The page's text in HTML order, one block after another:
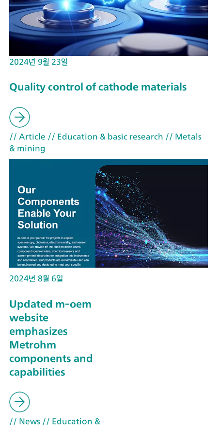
2024년 9월 23일
Quality control of cathode materials
// Article // Education & basic research // Metals
& mining
2024년 8월 6일
Updated m-oem
website
emphasizes
Metrohm
components and
capabilities
// News // Education &